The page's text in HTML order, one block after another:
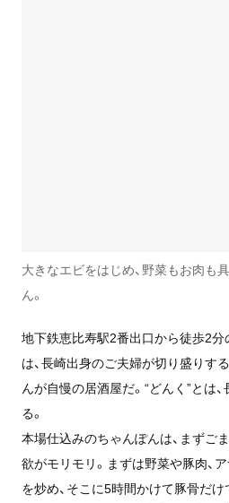
大きなエビをはじめ、野菜もお肉も
ん。
地下鉄恵比寿駅2番出口から徒歩2分
は、長崎出身のご夫婦が切り盛りす
んが自慢の居酒屋だ。“どんく”とは
る。
本場仕込みのちゃんぽんは、まずご
欲がモリモリ。まずは野菜や豚肉、
を炒め、そこに5時間かけて豚骨だ